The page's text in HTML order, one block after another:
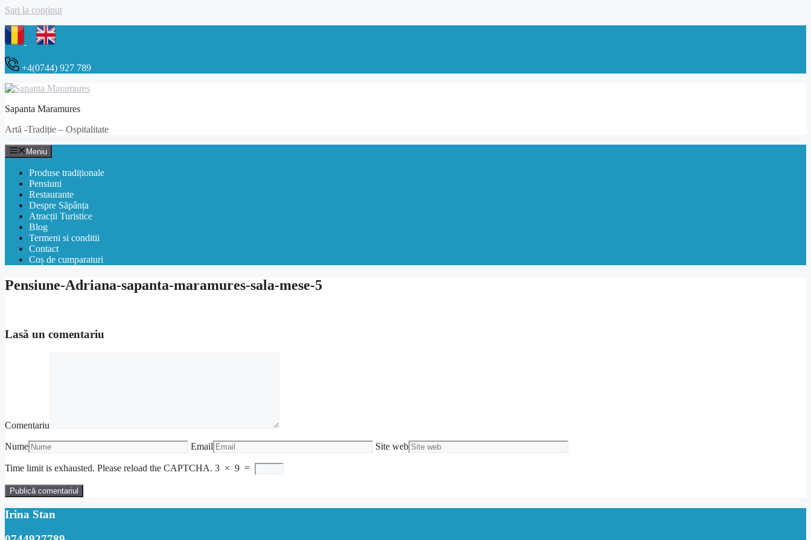
Sari la conținut
+4(0744) 927 789
Sapanta Maramures
Artă -Tradiție – Ospitalitate
Meniu
Produse tradiționale
Pensiuni
Restaurante
Despre Săpânța
Atracții Turistice
Blog
Termeni si conditii
Contact
Coș de cumparaturi
Pensiune-Adriana-sapanta-maramures-sala-mese-5
Lasă un comentariu
Comentariu
Nume Email Site web
Time limit is exhausted. Please reload the CAPTCHA. 3 × 9 =
Irina Stan